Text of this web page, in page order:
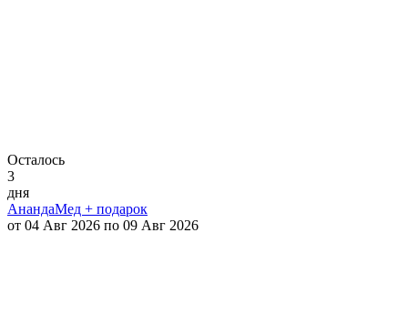
Осталось
3
дня
АнандаМед + подарок
от 04 Авг 2026 по 09 Авг 2026